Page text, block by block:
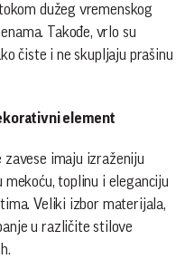
dužeg vremenskog
Takođe, vrlo su
čiste i ne skupljaju prašinu
element
zavese imaju izraženiju
toplinu i eleganciju
Veliki izbor materijala,
u različite stilove